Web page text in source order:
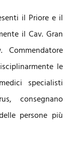
il Priore e il
il Cav. Gran
le
specialisti
consegnano
persone più